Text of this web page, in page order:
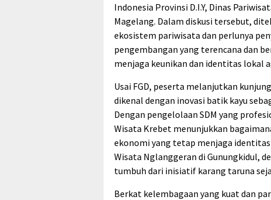
Indonesia Provinsi D.I.Y, Dinas
Magelang. Dalam diskusi tersebut,
ekosistem pariwisata dan perlunya
pengembangan yang terencana dan
menjaga keunikan dan identitas lokal
Usai FGD, peserta melanjutkan
dikenal dengan inovasi batik kayu
Dengan pengelolaan SDM yang
Wisata Krebet menunjukkan
ekonomi yang tetap menjaga identitas
Wisata Nglanggeran di Gunungkidul,
tumbuh dari inisiatif karang taruna
Berkat kelembagaan yang kuat dan